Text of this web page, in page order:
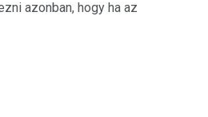
azonban, hogy ha az